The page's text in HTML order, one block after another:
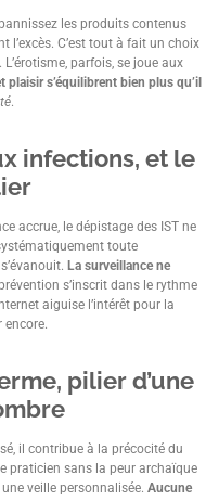
les produits contenus
l’excès. C’est tout à fait un choix
parfois, se joue aux
plaisir s’équilibrent bien plus qu’il
.
infections, et le
accrue, le dépistage des IST ne
toute
La surveillance ne
s’inscrit dans le rythme
aiguise l’intérêt pour la
encore.
pilier d’une
il contribue à la précocité du
praticien sans la peur archaïque
veille personnalisée. Aucune